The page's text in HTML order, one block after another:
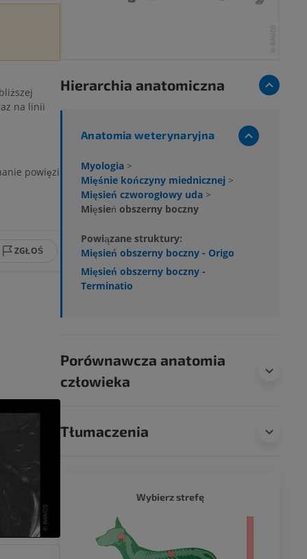
na linii
powięzi
ZGŁOŚ
Hierarchia anatomiczna
Anatomia weterynaryjna
Myologia >
Mięśnie kończyny miednicznej >
Mięsień czworogłowy uda >
Mięsień obszerny boczny
Powiązane struktury:
Mięsień obszerny boczny - Origo
Mięsień obszerny boczny -
Terminatio
Porównawcza anatomia
człowieka
Tłumaczenia
Wybierz strefę